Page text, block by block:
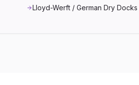
Lloyd-Werft / German Dry Docks